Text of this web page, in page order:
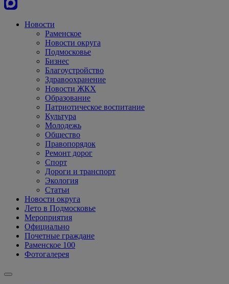
Новости
Раменское
Новости округа
Подмосковье
Бизнес
Благоустройство
Здравоохранение
Новости ЖКХ
Образование
Патриотическое воспитание
Культура
Молодежь
Общество
Правопорядок
Ремонт дорог
Спорт
Дороги и транспорт
Экология
Статьи
Новости округа
Лето в Подмосковье
Мероприятия
Официально
Почетные граждане
Раменское 100
Фотогалерея